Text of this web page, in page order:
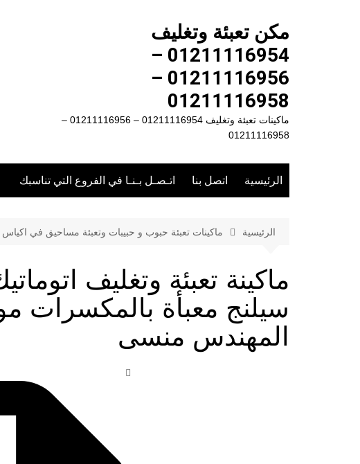
مكن تعبئة وتغليف
01211116954 –
01211116956 –
01211116958
ماكينات تعبئة وتغليف 01211116954 – 01211116956 –
01211116958
الرئيسية اتصل بنا اتـصـل بـنـا في الفروع التي تناسبك
الرئيسية ماكينات تعبئة حبوب و حبيبات وتعبئة مساحيق في اكياس
ماكينة تعبئة وتغليف
المهندس منسى